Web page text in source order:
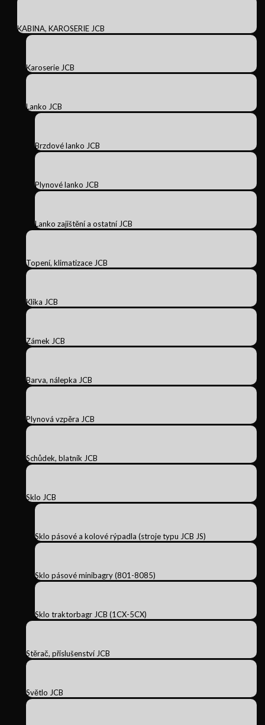
KABINA, KAROSERIE JCB
Karoserie JCB
Lanko JCB
Brzdové lanko JCB
Plynové lanko JCB
Lanko zajištění a ostatní JCB
Topení, klimatizace JCB
Klika JCB
Zámek JCB
Barva, nálepka JCB
Plynová vzpěra JCB
Schůdek, blatník JCB
Sklo JCB
Sklo pásové a kolové rýpadla (stroje typu JCB JS)
Sklo pásové minibagry (801-8085)
Sklo traktorbagr JCB (1CX-5CX)
Stěrač, příslušenství JCB
Světlo JCB